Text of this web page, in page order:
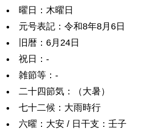
曜日：木曜日
元号表記：令和8年8月6日
旧暦：6月24日
祝日：-
雑節等：-
二十四節気：（大暑）
七十二候：大雨時行
六曜：大安 / 日干支：壬子